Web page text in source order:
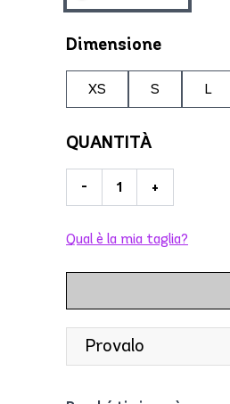
Dimensione
XS S L
QUANTITÀ
- +
Qual è la mia taglia?
Provalo